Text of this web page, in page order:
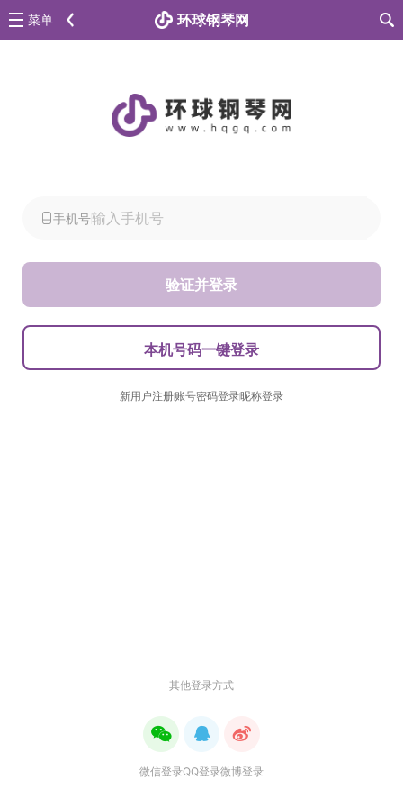
环球钢琴网
菜单
手机号
验证并登录
本机号码一键登录
新用户注册账号密码登录昵称登录
其他登录方式
微信登录QQ登录微博登录